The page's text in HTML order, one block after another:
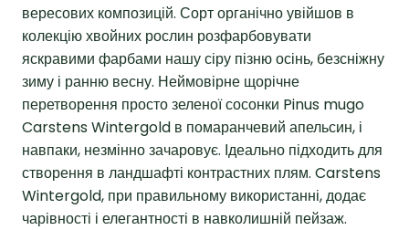
вересових композицій. Сорт органічно увійшов в
колекцію хвойних рослин розфарбовувати
яскравими фарбами нашу сіру пізню осінь, безсніжну
зиму і ранню весну. Неймовірне щорічне
перетворення просто зеленої сосонки Pinus mugo
Carstens Wintergold в помаранчевий апельсин, і
навпаки, незмінно зачаровує. Ідеально підходить для
створення в ландшафті контрастних плям. Carstens
Wintergold, при правильному використанні, додає
чарівності і елегантності в навколишній пейзаж.